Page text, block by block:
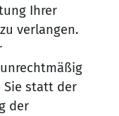
Ihrer
verlangen.
Sie statt der
der